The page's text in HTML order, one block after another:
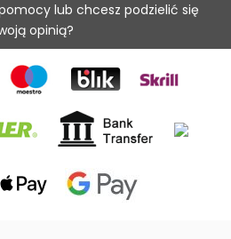
lub chcesz podzielić się
opinią?